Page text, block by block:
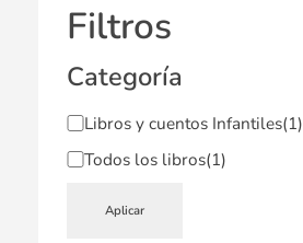
Filtros
Categoría
Libros y cuentos Infantiles(1)
Todos los libros(1)
Aplicar